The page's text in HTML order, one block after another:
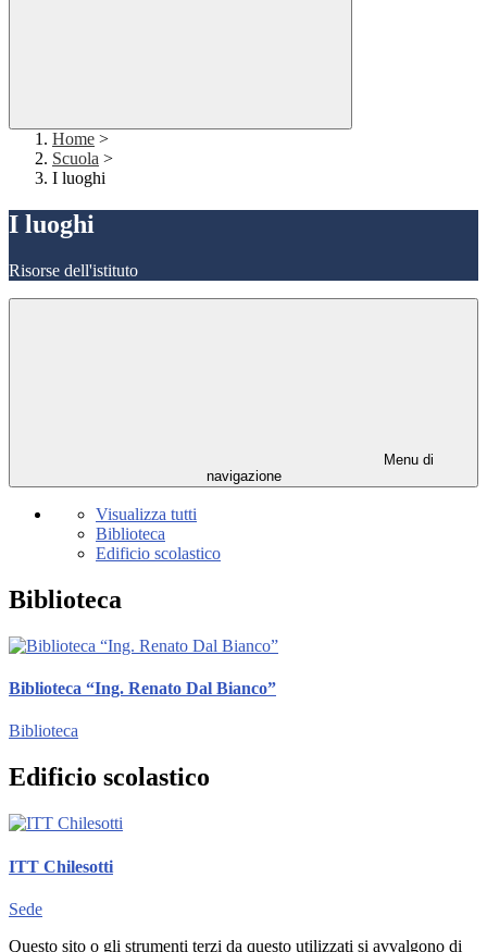
Home >
Scuola >
I luoghi
I luoghi
Risorse dell'istituto
Menu di
navigazione
Visualizza tutti
Biblioteca
Edificio scolastico
Biblioteca
Biblioteca “Ing. Renato Dal Bianco”
Biblioteca
Edificio scolastico
ITT Chilesotti
Sede
Questo sito o gli strumenti terzi da questo utilizzati si avvalgono di